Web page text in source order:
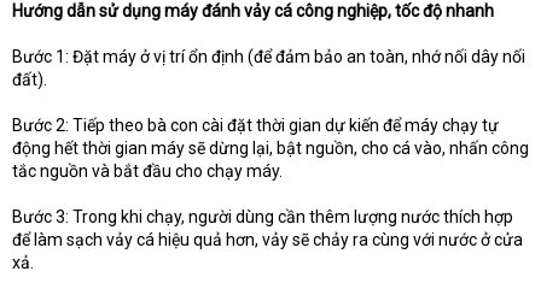
Hướng dẫn sử dụng máy đánh vảy cá công nghiệp, tốc độ nhanh
Bước 1: Đặt máy ở vị trí ổn định (để đảm bảo an toàn, nhớ nối dây nối
đất).
Bước 2: Tiếp theo bà con cài đặt thời gian dự kiến để máy chạy tự
động hết thời gian máy sẽ dừng lại, bật nguồn, cho cá vào, nhấn công
tắc nguồn và bắt đầu cho chạy máy.
Bước 3: Trong khi chạy, người dùng cần thêm lượng nước thích hợp
để làm sạch vảy cá hiệu quả hơn, vảy sẽ chảy ra cùng với nước ở cửa
xả.